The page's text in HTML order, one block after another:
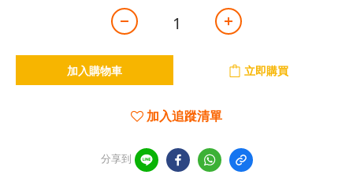
加入購物車 立即購買
加入追蹤清單
分享到